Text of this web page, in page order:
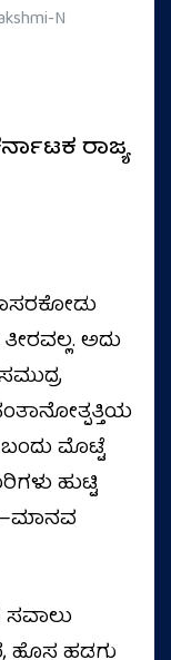
N
ರಾಜ್ಯ
ಅದು
ಮೊಟ್ಟೆ
ಹುಟ್ಟಿ
ಸವಾಲು